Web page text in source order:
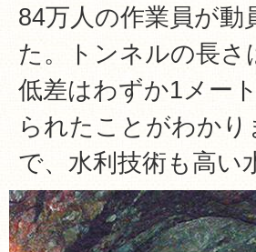
84万人の作業員が
た。トンネルの長さ
低差はわずか1メー
られたことがわか
で、水利技術も高い